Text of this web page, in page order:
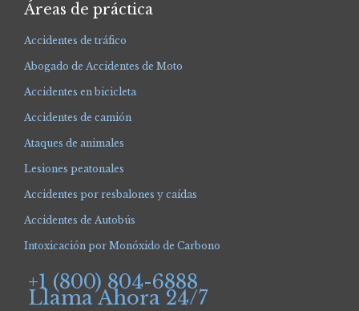
Áreas de práctica
Accidentes de tráfico
Abogado de Accidentes de Moto
Accidentes en bicicleta
Accidentes de camión
Ataques de animales
Lesiones peatonales
Accidentes por resbalones y caídas
Accidentes de Autobús
Intoxicación por Monóxido de Carbono
+1 (800) 804-6888
Llama Ahora 24/7